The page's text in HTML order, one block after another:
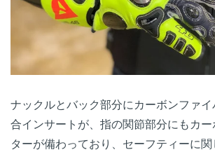
ナックルとバック部分にカーボンファ
合インサートが、指の関節部分にもカ
ターが備わっており、セーフティーに